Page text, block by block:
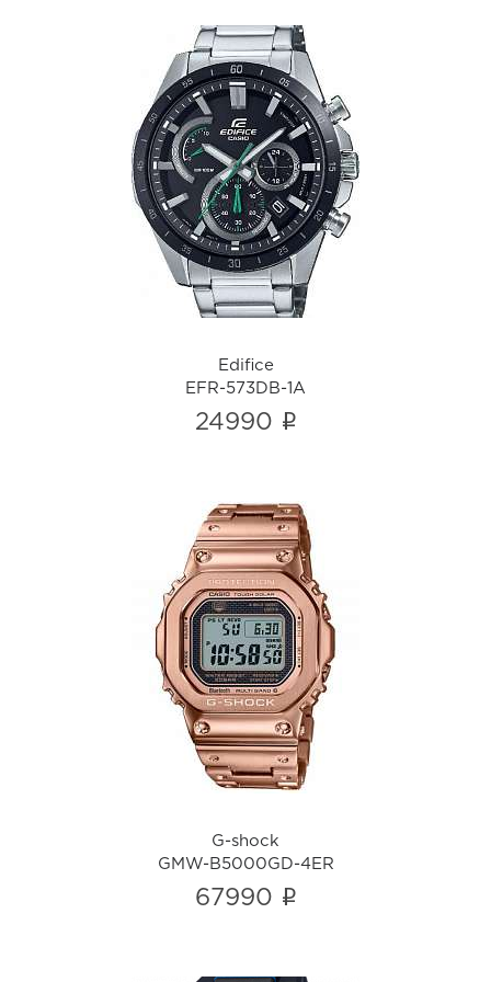
Edifice
EFR-573DB-1A
i
Edifice
EFR-573DB-1A
24990 i
G-shock
GMW-B5000GD-4ER
i
G-shock
GMW-B5000GD-4ER
67990 i